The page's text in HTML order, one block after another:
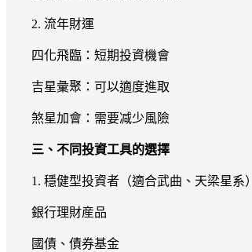
2. 流年財運
四化飛臨：短期投資機會
吉星彙聚：可以適度進取
煞星加會：需要减少風險
三、不同投資工具的選擇
1. 穩健型投資者（適合武曲、天梁星系）
銀行理財産品
國債、債券基金